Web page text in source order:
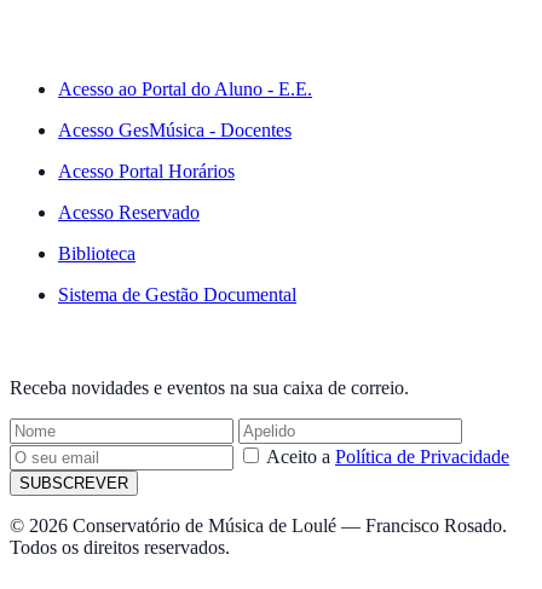
Acesso ao Portal do Aluno - E.E.
Acesso GesMúsica - Docentes
Acesso Portal Horários
Acesso Reservado
Biblioteca
Sistema de Gestão Documental
Receba novidades e eventos na sua caixa de correio.
Aceito a Política de Privacidade
SUBSCREVER
© 2026 Conservatório de Música de Loulé — Francisco Rosado.
Todos os direitos reservados.